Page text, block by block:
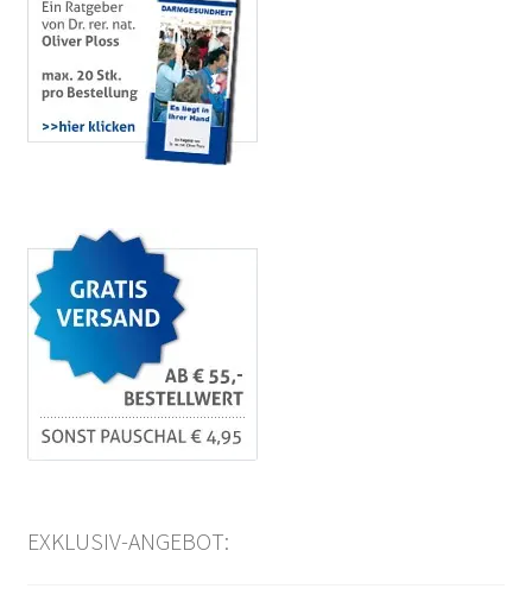
Kontakt
Mein Konto
Vertrag widerrufen
Warenkorb
Widerrufsbelehrung
Zahlungsarten
EXKLUSIV-ANGEBOT: